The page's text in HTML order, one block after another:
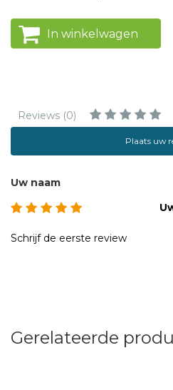
In winkelwagen
Reviews (0)
Plaats uw
Uw naam
Schrijf de eerste review
Gerelateerde